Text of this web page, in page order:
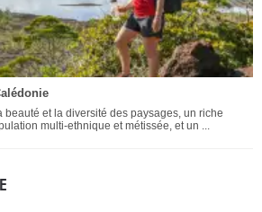
beauté et la diversité des paysages, un riche
multi-ethnique et métissée, et un ...